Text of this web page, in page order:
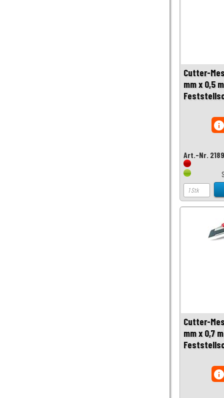
Cutter-
mm x 0,5
Art.-Nr.
Cutter-
mm x 0,7